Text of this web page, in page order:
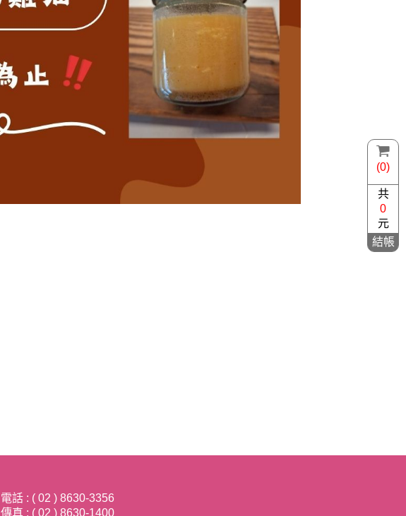
(0)
共
0
元
結帳
電話 : ( 02 ) 8630-3356
傳真 : ( 02 ) 8630-1400